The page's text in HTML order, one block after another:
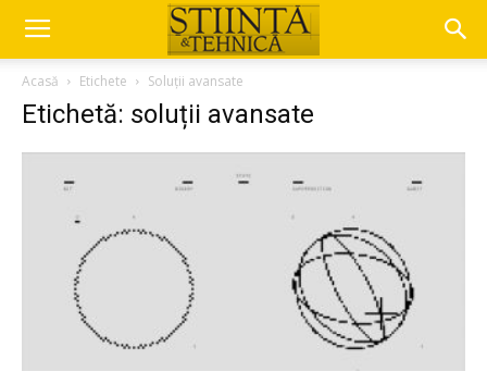
Acasă Etichete Soluții avansate
Etichetă: soluții avansate